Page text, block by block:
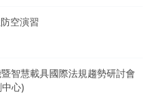
空演習
智慧載具國際法規趨勢研討會
心)